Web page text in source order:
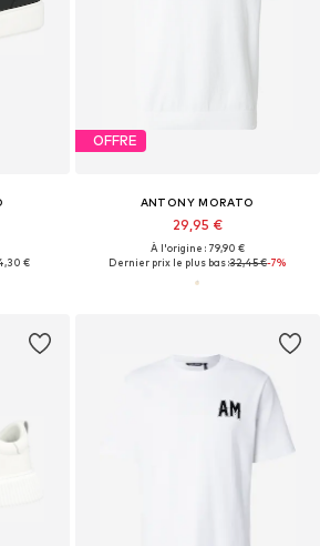
€
OFFRE
ANTONY MORATO
29,95 €
À l'origine : 79,90 €
Dernier prix le plus bas :32,45 €-7%